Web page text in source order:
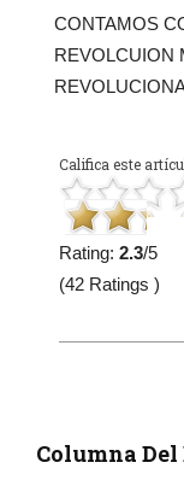
CONTAMOS
REVOLCUION
Califica este
Rating: 2.3/5
(42 Ratings )
Columna Del